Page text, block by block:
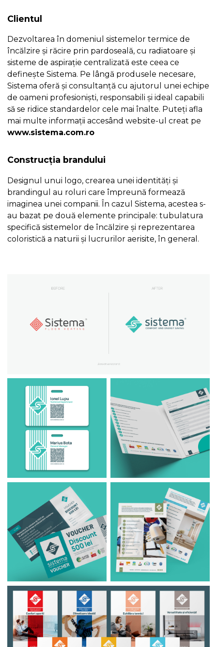
Copyright © 2012 - 2026 Blackpen Designs SRL, Toate
drepturile rezervate
Clientul
Dezvoltarea în domeniul sistemelor termice de
încălzire și răcire prin pardoseală, cu radiatoare și
sisteme de aspirație centralizată este ceea ce
definește Sistema. Pe lângă produsele necesare,
Sistema oferă și consultanță cu ajutorul unei echipe
de oameni profesioniști, responsabili și ideal capabili
să se ridice standardelor cele mai înalte. Puteți afla
mai multe informații accesând website-ul creat pe
www.sistema.com.ro
Construcția brandului
Designul unui logo, crearea unei identități și
brandingul au roluri care împreună formează
imaginea unei companii. În cazul Sistema, acestea s-
au bazat pe două elemente principale: tubulatura
specifică sistemelor de încălzire și reprezentarea
coloristică a naturii și lucrurilor aerisite, în general.